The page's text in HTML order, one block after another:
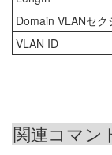
Domain VLANセク
VLAN ID
関連コマン